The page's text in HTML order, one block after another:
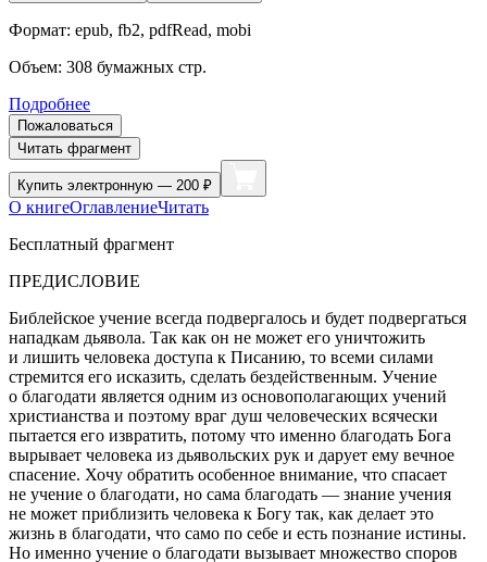
Формат: epub, fb2, pdfRead, mobi
Объем: 308 бумажных стр.
Подробнее
Пожаловаться
Читать фрагмент
Купить электронную — 200 ₽
О книгеОглавлениеЧитать
Бесплатный фрагмент
ПРЕДИСЛОВИЕ
Библейское учение всегда подвергалось и будет подвергаться
нападкам дьявола. Так как он не может его уничтожить
и лишить человека доступа к Писанию, то всеми силами
стремится его исказить, сделать бездейственным. Учение
о благодати является одним из основополагающих учений
христианства и поэтому враг душ человеческих всячески
пытается его извратить, потому что именно благодать Бога
вырывает человека из дьявольских рук и дарует ему вечное
спасение. Хочу обратить особенное внимание, что спасает
не учение о благодати, но сама благодать — знание учения
не может приблизить человека к Богу так, как делает это
жизнь в благодати, что само по себе и есть познание истины.
Но именно учение о благодати вызывает множество споров